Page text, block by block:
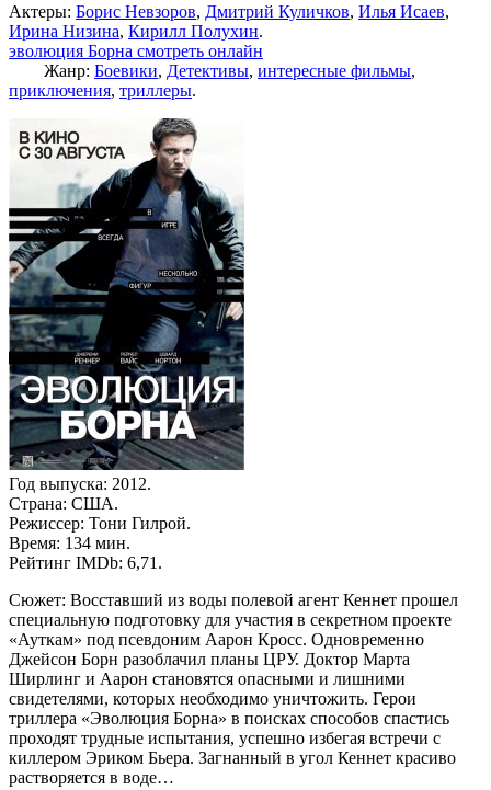
Актеры: Борис Невзоров, Дмитрий Куличков, Илья Исаев,
Ирина Низина, Кирилл Полухин.
эволюция Борна смотреть онлайн
Жанр: Боевики, Детективы, интересные фильмы,
приключения, триллеры.
Год выпуска: 2012.
Страна: США.
Режиссер: Тони Гилрой.
Время: 134 мин.
Рейтинг IMDb: 6,71.
Сюжет: Восставший из воды полевой агент Кеннет прошел
специальную подготовку для участия в секретном проекте
«Ауткам» под псевдоним Аарон Кросс. Одновременно
Джейсон Борн разоблачил планы ЦРУ. Доктор Марта
Ширлинг и Аарон становятся опасными и лишними
свидетелями, которых необходимо уничтожить. Герои
триллера «Эволюция Борна» в поисках способов спастись
проходят трудные испытания, успешно избегая встречи с
киллером Эриком Бьера. Загнанный в угол Кеннет красиво
растворяется в воде…